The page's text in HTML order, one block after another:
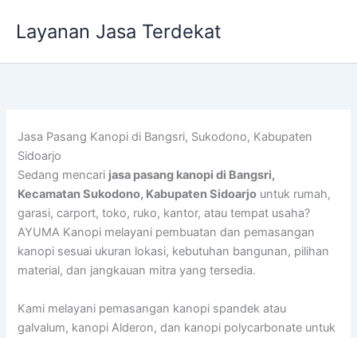
Layanan Jasa Terdekat
Jasa Pasang Kanopi di Bangsri, Sukodono, Kabupaten
Sidoarjo
Sedang mencari jasa pasang kanopi di Bangsri,
Kecamatan Sukodono, Kabupaten Sidoarjo untuk rumah,
garasi, carport, toko, ruko, kantor, atau tempat usaha?
AYUMA Kanopi melayani pembuatan dan pemasangan
kanopi sesuai ukuran lokasi, kebutuhan bangunan, pilihan
material, dan jangkauan mitra yang tersedia.
Kami melayani pemasangan kanopi spandek atau
galvalum, kanopi Alderon, dan kanopi polycarbonate untuk